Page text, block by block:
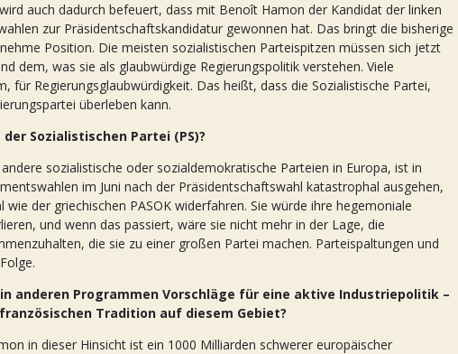
auch dadurch befeuert, dass mit Benoît Hamon der Kandidat der linken
zur Präsidentschaftskandidatur gewonnen hat. Das bringt die bisherige
Position. Die meisten sozialistischen Parteispitzen müssen sich jetzt
dem, was sie als glaubwürdige Regierungspolitik verstehen. Viele
für Regierungsglaubwürdigkeit. Das heißt, dass die Sozialistische Partei,
überleben kann.
Sozialistischen Partei (PS)?
sozialistische oder sozialdemokratische Parteien in Europa, ist in
im Juni nach der Präsidentschaftswahl katastrophal ausgehen,
der griechischen PASOK widerfahren. Sie würde ihre hegemoniale
und wenn das passiert, wäre sie nicht mehr in der Lage, die
die sie zu einer großen Partei machen. Parteispaltungen und
anderen Programmen Vorschläge für eine aktive Industriepolitik –
Tradition auf diesem Gebiet?
in dieser Hinsicht ist ein 1000 Milliarden schwerer europäischer